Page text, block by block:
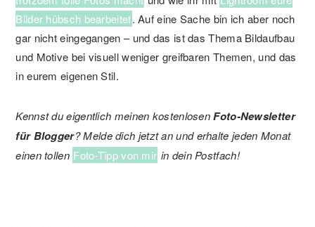
Bilder hübsch bearbeitet. Auf eine Sache bin ich aber noch
gar nicht eingegangen – und das ist das Thema Bildaufbau
und Motive bei visuell weniger greifbaren Themen, und das
in eurem eigenen Stil.
Kennst du eigentlich meinen kostenlosenFoto-Newsletter
für Blogger? Melde dich jetzt an und erhalte jeden Monat
einen tollen Foto-Tipp von mir in dein Postfach!